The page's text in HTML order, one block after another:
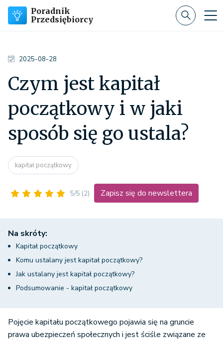
Poradnik
Przedsiębiorcy
2025-08-28
Czym jest kapitał
początkowy i w jaki
sposób się go ustala?
kapitał początkowy
5/5 (2) Zapisz się do newslettera
Na skróty:
Kapitał początkowy
Komu ustalany jest kapitał początkowy?
Jak ustalany jest kapitał początkowy?
Podsumowanie - kapitał początkowy
Pojęcie kapitału początkowego pojawia się na gruncie
prawa ubezpieczeń społecznych i jest ściśle związane ze